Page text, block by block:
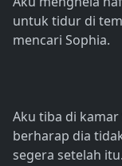
untuk tidur di
mencari Sophia.
Aku tiba di
berharap dia
segera setelah itu.